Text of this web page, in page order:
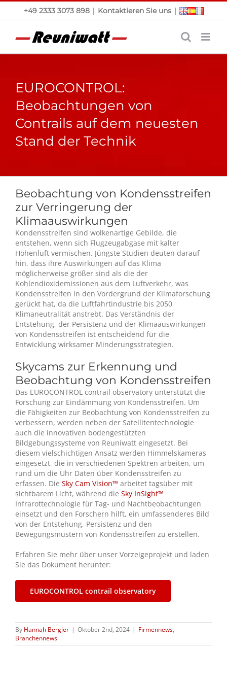
Skip
+49 2333 3073 898 | Kontaktieren Sie uns|
EUROCONTROL:
Beobachtungen von
Contrails auf dem neuesten
Stand der Technik
Beobachtung von Kondensstreifen
zur Verringerung der
Klimaauswirkungen
Kondensstreifen sind wolkenartige Gebilde, die
entstehen, wenn sich Flugzeugabgase mit kalter
Höhenluft vermischen. Jüngste Studien deuten darauf
hin, dass ihre Auswirkungen auf das Klima
möglicherweise größer sind als die der
Kohlendioxidemissionen aus dem Luftverkehr, was
Kondensstreifen in den Vordergrund der Klimaforschung
gerückt hat, da die Luftfahrtindustrie bis 2050
Klimaneutralität anstrebt. Das Verständnis der
Entstehung, der Persistenz und der Klimaauswirkungen
von Kondensstreifen ist entscheidend für die
Entwicklung wirksamer Minderungsstrategien.
Skycams zur Erkennung und
Beobachtung von Kondensstreifen
Das EUROCONTROL contrail observatory unterstützt die
Forschung zur Eindämmung von Kondensstreifen. Um
die Fähigkeiten zur Beobachtung von Kondensstreifen zu
verbessern, werden neben der Satellitentechnologie
auch die innovativen bodengestützten
Bildgebungssysteme von Reuniwatt eingesetzt. Bei
diesem vielschichtigen Ansatz werden Himmelskameras
eingesetzt, die in verschiedenen Spektren arbeiten, um
rund um die Uhr Daten über Kondensstreifen zu
erfassen. Die Sky Cam Vision™ arbeitet tagsüber mit
sichtbarem Licht, während die Sky InSight™
Infrarottechnologie für Tag- und Nachtbeobachtungen
einsetzt und den Forschern hilft, ein umfassenderes Bild
von der Entstehung, Persistenz und den
Bewegungsmustern von Kondensstreifen zu erstellen.
Erfahren Sie mehr über unser Vorzeigeprojekt und laden
Sie das Dokument herunter:
EUROCONTROL contrail observatory
By Hannah Bergler | Oktober 2nd, 2024 | Firmennews,
Branchennews